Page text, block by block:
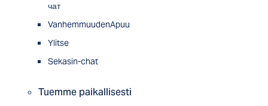
чат
VanhemmuudenApuu
Ylitse
Sekasin-chat
Tuemme paikallisesti